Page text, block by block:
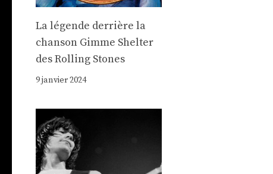
La légende derrière la
chanson Gimme Shelter
des Rolling Stones
9 janvier 2024